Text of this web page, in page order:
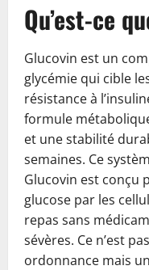
Qu’est-ce
Glucovin est un
glycémie qui cible
résistance à
formule
et une stabilité
semaines. Ce
Glucovin est conçu
glucose par les
repas sans
sévères. Ce n’est
ordonnance mais